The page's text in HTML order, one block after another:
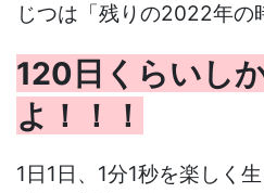
じつは「残りの2022年の
120日くらいし
よ！！！
1日1日、1分1秒を楽しく